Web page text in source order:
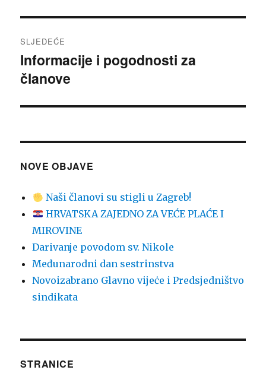
SLJEDEĆE
Sljedeća
objava:
Informacije i pogodnosti za
članove
NOVE OBJAVE
Naši članovi su stigli u Zagreb!
HRVATSKA ZAJEDNO ZA VEĆE PLAĆE I
MIROVINE
Darivanje povodom sv. Nikole
Međunarodni dan sestrinstva
Novoizabrano Glavno vijeċe i Predsjedništvo
sindikata
STRANICE